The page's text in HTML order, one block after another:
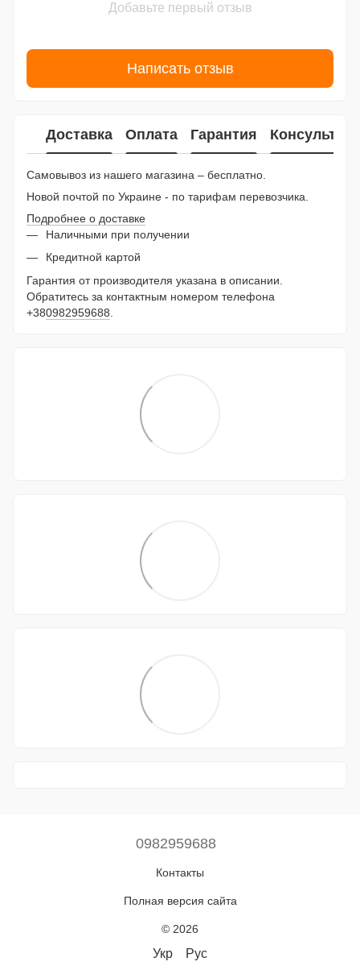
Добавьте первый отзыв
Написать отзыв
Доставка Оплата Гарантия
Самовывоз из нашего магазина – бесплатно.
Новой почтой по Украине - по тарифам перевозчика.
Подробнее о доставке
Наличными при получении
Кредитной картой
Гарантия от производителя указана в описании.
Обратитесь за контактным номером телефона
+380982959688
0982959688
Контакты
Полная версия сайта
© 2026
Укр Рус